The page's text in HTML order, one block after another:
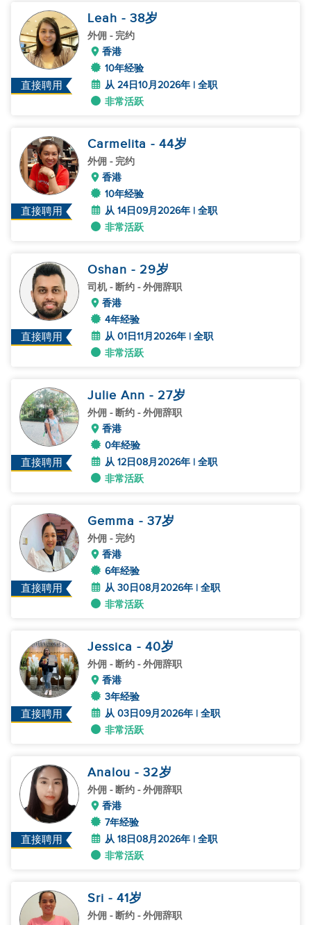
直接聘用
Leah - 38岁
外佣 - 完约
香港
10年经验
从 24日10月2026年 | 全职
非常活跃
直接聘用
Carmelita - 44岁
外佣 - 完约
香港
10年经验
从 14日09月2026年 | 全职
非常活跃
直接聘用
Oshan - 29岁
司机- 断约 - 外佣辞职
香港
4年经验
从 01日11月2026年 | 全职
非常活跃
直接聘用
Julie Ann - 27岁
外佣 - 断约 - 外佣辞职
香港
0年经验
从 12日08月2026年 | 全职
非常活跃
直接聘用
Gemma - 37岁
外佣 - 完约
香港
6年经验
从 30日08月2026年 | 全职
非常活跃
直接聘用
Jessica - 40岁
外佣 - 断约 - 外佣辞职
香港
3年经验
从 03日09月2026年 | 全职
非常活跃
直接聘用
Analou - 32岁
外佣 - 断约 - 外佣辞职
香港
7年经验
从 18日08月2026年 | 全职
非常活跃
Sri - 41岁
外佣 - 断约 - 外佣辞职